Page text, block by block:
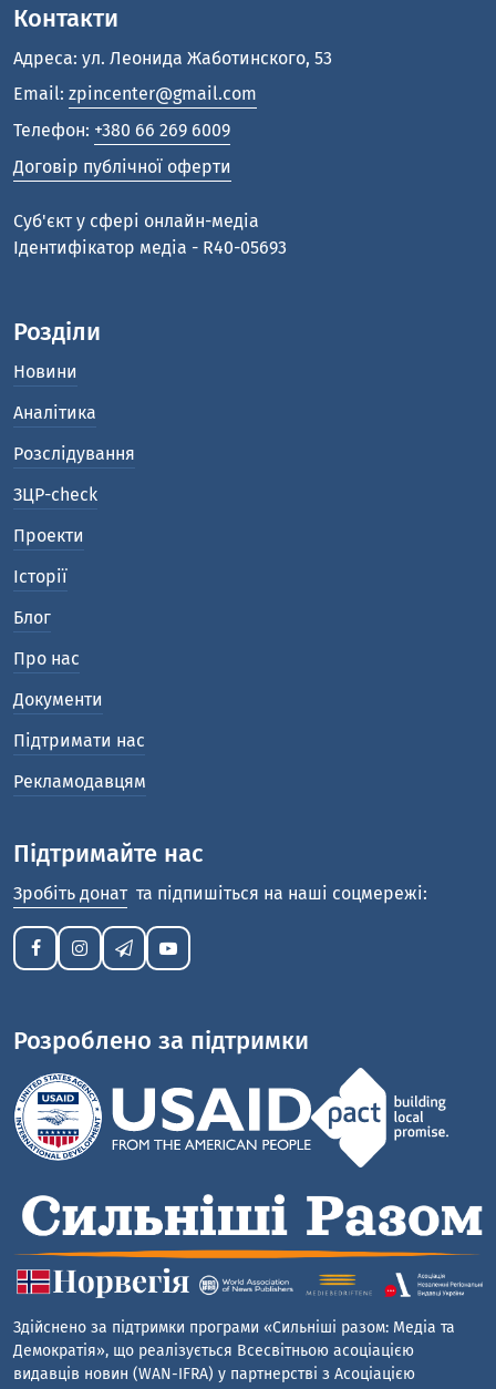
Контакти
Адреса: ул. Леонида Жаботинского, 53
Email: zpincenter@gmail.com
Телефон: +380 66 269 6009
Договір публічної оферти
Cуб'єкт у сфері онлайн-медіа
Ідентифікатор медіа - R40-05693
Розділи
Новини
Аналітика
Розслідування
ЗЦР-check
Проекти
Історії
Блог
Про нас
Документи
Підтримати нас
Рекламодавцям
Підтримайте нас
Зробіть донат та підпишіться на наші соцмережі:
Розроблено за підтримки
Здійснено за підтримки програми «Сильніші разом: Медіа та
Демократія», що реалізується Всесвітньою асоціацією
видавців новин (WAN-IFRA) у партнерстві з Асоціацією